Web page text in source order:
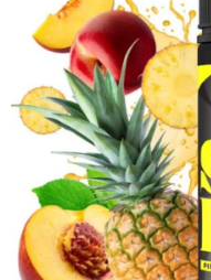
NIKOTINOVÉ SÁČKY
DÁRKOVÉ VOUCHERY
ATOMIZÉRY A
DIY
BATERIE A NABÍJEČKY